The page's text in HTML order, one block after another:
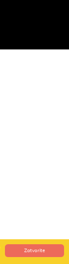
Zatvorite